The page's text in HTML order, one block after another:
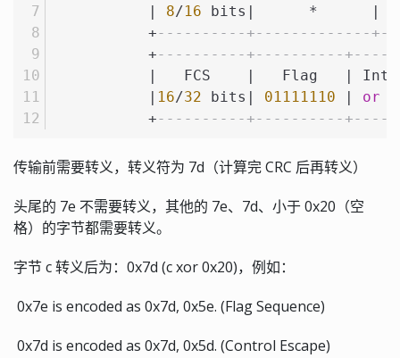
           |
8/16 bits|      *      |
           +
----------+-------------
           +
----------+----------
|   FCS    |   Flag   |
           |
16/32 bits| 01111110 | or
           +
----------+----------
传输前需要转义，转义符为 7d（计算完 CRC 后再转义）
头尾的 7e 不需要转义，其他的 7e、7d、小于 0x20（空
格）的字节都需要转义。
字节 c 转义后为：0x7d (c xor 0x20)，例如：
​ 0x7e is encoded as 0x7d, 0x5e. (Flag Sequence)
​ 0x7d is encoded as 0x7d, 0x5d. (Control Escape)